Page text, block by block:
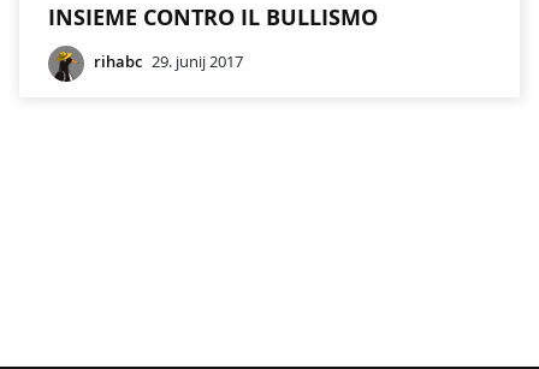
INSIEME CONTRO IL BULLISMO
rihabc 29. junij 2017